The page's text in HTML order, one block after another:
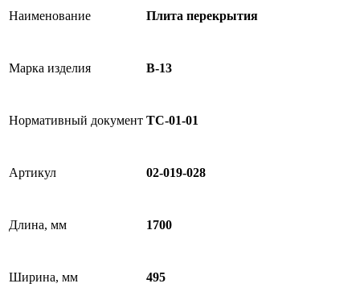
Наименование Плита перекрытия
Марка изделия В-13
Нормативный документ ТС-01-01
Артикул 02-019-028
Длина, мм 1700
Ширина, мм 495